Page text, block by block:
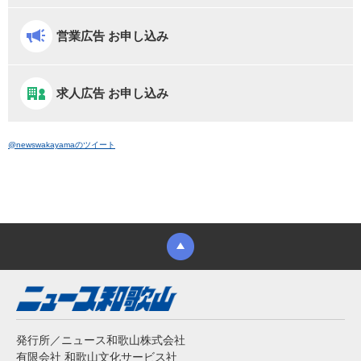
営業広告 お申し込み
求人広告 お申し込み
@newswakayamaのツイート
発行所／ニュース和歌山株式会社
有限会社 和歌山文化サービス社